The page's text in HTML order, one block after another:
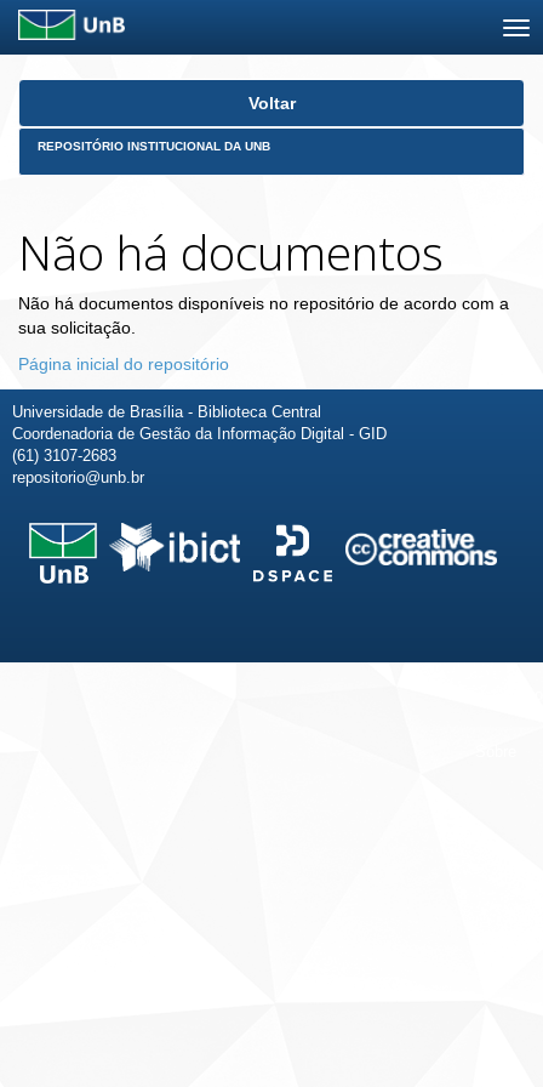
Skip
Voltar
REPOSITÓRIO INSTITUCIONAL DA UNB
Não há documentos
Não há documentos disponíveis no repositório de acordo com a
sua solicitação.
Página inicial do repositório
Universidade de Brasília - Biblioteca Central
Coordenadoria de Gestão da Informação Digital - GID
(61) 3107-2683
repositorio@unb.br